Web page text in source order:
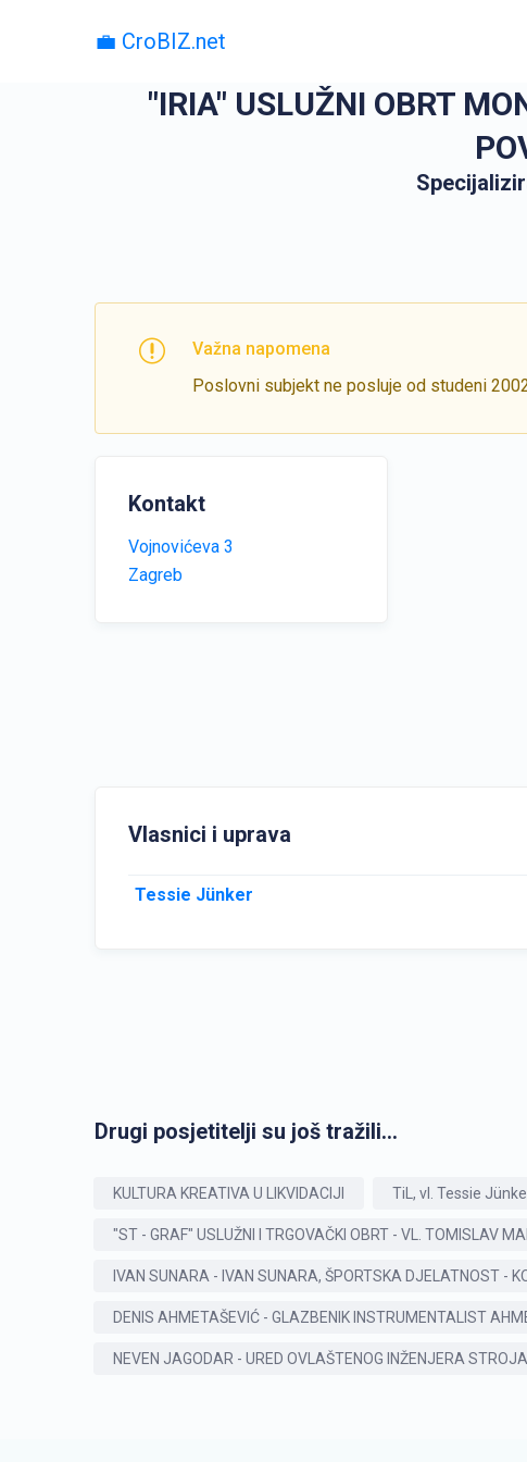
💼 CroBIZ.net
"IRIA" USLUŽNI OBRT
Važna napomena
Poslovni subjekt ne posluje od studeni
Kontakt
Vojnovićeva 3
Zagreb
Vlasnici i uprava
Tessie Jünker
Drugi posjetitelji su još tražili...
KULTURA KREATIVA U LIKVIDACIJI TiL, vl. Tessie
"ST - GRAF" USLUŽNI I TRGOVAČKI OBRT - VL. TOMISLAV
IVAN SUNARA - IVAN SUNARA, ŠPORTSKA DJELATNOST -
DENIS AHMETAŠEVIĆ - GLAZBENIK INSTRUMENTALIST
NEVEN JAGODAR - URED OVLAŠTENOG INŽENJERA